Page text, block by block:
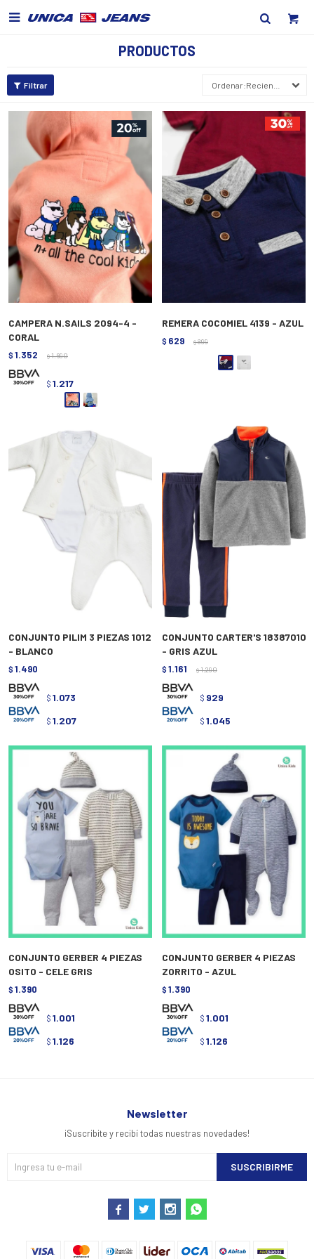

PRODUCTOS
Recientes
CAMPERA N.SAILS 2094-4 -
CORAL
$ 1.352 $ 1.690
$ 1.217
REMERA COCOMIEL 4139 - AZUL
$ 629 $ 899
CONJUNTO PILIM 3 PIEZAS 1012
- BLANCO
$ 1.490
$ 1.073
$ 1.207
CONJUNTO CARTER'S 18387010
- GRIS AZUL
$ 1.161 $ 1.290
$ 929
$ 1.045
CONJUNTO GERBER 4 PIEZAS
OSITO - CELE GRIS
$ 1.390
$ 1.001
$ 1.126
CONJUNTO GERBER 4 PIEZAS
ZORRITO - AZUL
$ 1.390
$ 1.001
$ 1.126
Newsletter
¡Suscribite y recibí todas nuestras novedades!
SUSCRIBIRME
   